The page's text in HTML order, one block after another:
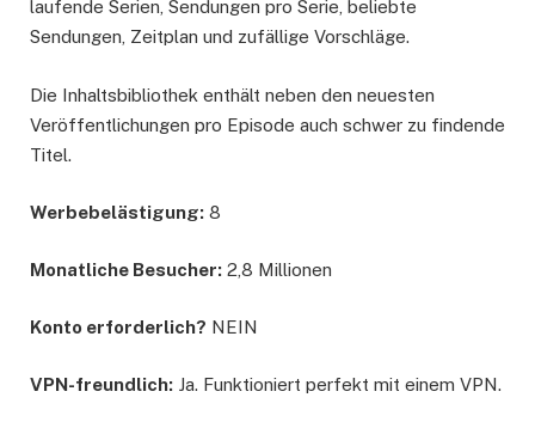
laufende Serien, Sendungen pro Serie, beliebte
Sendungen, Zeitplan und zufällige Vorschläge.
Die Inhaltsbibliothek enthält neben den neuesten
Veröffentlichungen pro Episode auch schwer zu findende
Titel.
Werbebelästigung: 8
Monatliche Besucher: 2,8 Millionen
Konto erforderlich? NEIN
VPN-freundlich: Ja. Funktioniert perfekt mit einem VPN.